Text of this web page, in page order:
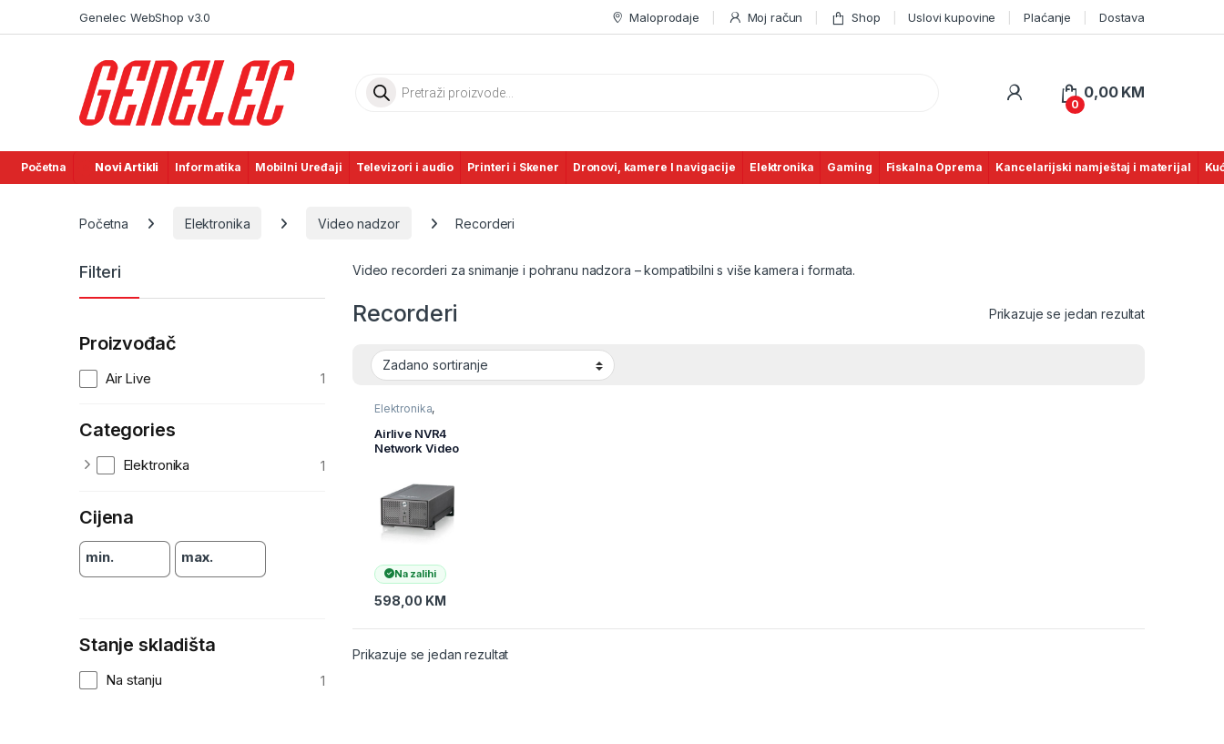
Genelec WebShop v3.0 Maloprodaje Moj račun Shop Uslovi kupovine Plaćanje Dostava
Products search
0
0,00 KM
Početna Novi Artikli Informatika Mobilni Uređaji Televizori i audio Printeri i Skener Dronovi, kamere I navigacije Elektronika Gaming Fiskalna Oprema Kancelarijski namještaj i materijal
Početna Elektronika Video nadzor Recorderi
Video recorderi za snimanje i pohranu nadzora – kompatibilni s više kamera i formata.
Recorderi Prikazuje se jedan rezultat
Elektronika,
nadzor
Airlive NVR4
Network Video
Na zalihi
598,00 KM
Prikazuje se jedan rezultat
Filteri
Proizvođač
Air Live 1
Categories
Elektronika 1
Cijena
min. max.
Stanje skladišta
Na stanju 1